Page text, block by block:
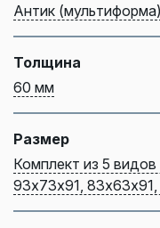
Антик (мультиформа)
Толщина
60 мм
Размер
Комплект из 5 видов
93х73х91,